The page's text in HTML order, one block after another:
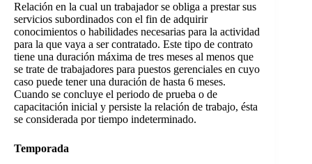
Relación en la cual un trabajador se obliga a prestar sus
servicios subordinados con el fin de adquirir
conocimientos o habilidades necesarias para la actividad
para la que vaya a ser contratado. Este tipo de contrato
tiene una duración máxima de tres meses al menos que
se trate de trabajadores para puestos gerenciales en cuyo
caso puede tener una duración de hasta 6 meses.
Cuando se concluye el periodo de prueba o de
capacitación inicial y persiste la relación de trabajo, ésta
se considerada por tiempo indeterminado.
Temporada